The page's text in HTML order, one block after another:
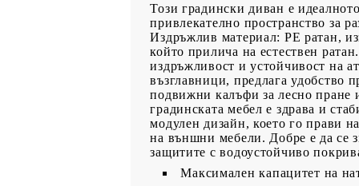
Този градински диван е
привлекателно пространство за
Издръжлив материал: PE ратан,
който прилича на естествен
издръжливост и устойчивост на
възглавници, предлага удобство
подвижни калъфи за лесно пране
градинската мебел е здрава и
модулен дизайн, което го прави
на външни мебели. Добре е да се
защитите с водоустойчиво
Максимален капацитет на